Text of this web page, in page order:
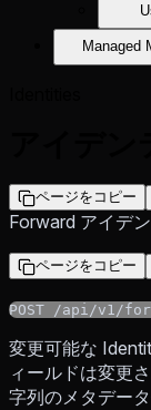
Managed
ページをコピー
Forward アイデ
ページをコピー
POST /api/v1/
変更可能な
ィールドは変更さ
字列のメタデー